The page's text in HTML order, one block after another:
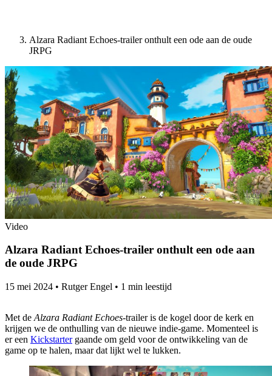
Alzara Radiant Echoes-trailer onthult een ode aan de oude
JRPG
Video
Alzara Radiant Echoes-trailer onthult een ode aan
de oude JRPG
15 mei 2024 • Rutger Engel • 1 min leestijd
Met de Alzara Radiant Echoes-trailer is de kogel door de kerk en
krijgen we de onthulling van de nieuwe indie-game. Momenteel is
er een Kickstartergaande om geld voor de ontwikkeling van de
game op te halen, maar dat lijkt wel te lukken.